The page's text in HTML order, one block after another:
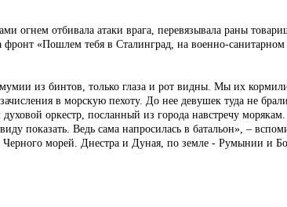
огнем отбивала атаки врага, перевязывала раны
«Пошлем тебя в Сталинград, на военно-
из бинтов, только глаза и рот видны. Мы их
в морскую пехоту. До нее девушек туда не
оркестр, посланный из города навстречу
показать. Ведь сама напросилась в батальон», –
морей. Днестра и Дуная, по земле - Румынии и